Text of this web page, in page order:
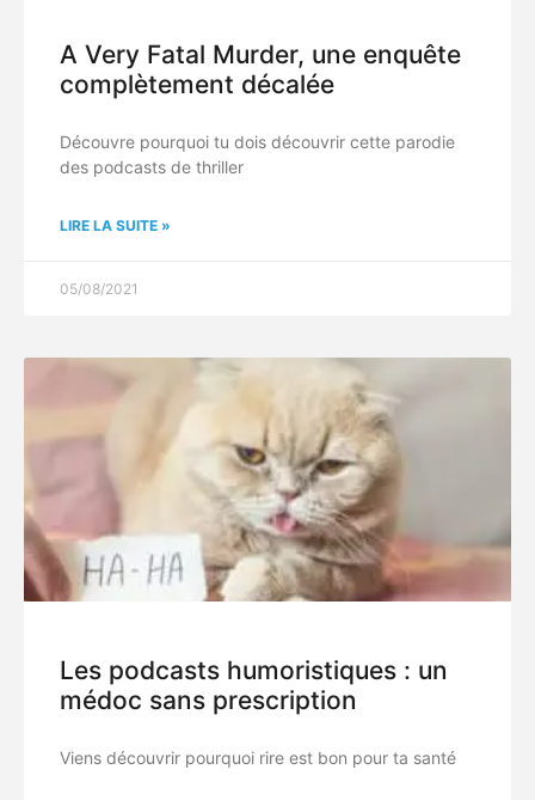
A Very Fatal Murder, une enquête
complètement décalée
Découvre pourquoi tu dois découvrir cette parodie
des podcasts de thriller
LIRE LA SUITE »
05/08/2021
Les podcasts humoristiques : un
médoc sans prescription
Viens découvrir pourquoi rire est bon pour ta santé